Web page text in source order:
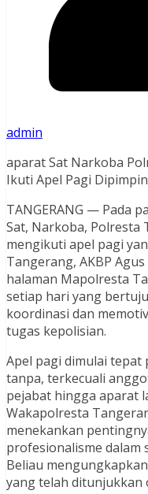
admin
aparat Sat Narkoba
Ikuti Apel Pagi
TANGERANG — Pada
Sat, Narkoba, Polresta
mengikuti apel pagi
Tangerang, AKBP
halaman Mapolresta
setiap hari yang
koordinasi dan
tugas kepolisian.
Apel pagi dimulai tepat
tanpa, terkecuali
pejabat hingga aparat
Wakapolresta
menekankan
profesionalisme dalam
Beliau
yang telah ditunjukkan